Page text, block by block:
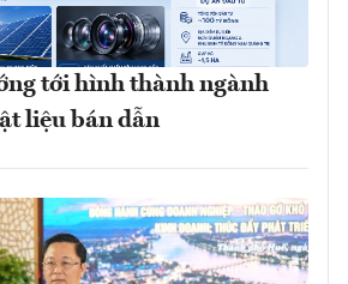
tới hình thành ngành
liệu bán dẫn